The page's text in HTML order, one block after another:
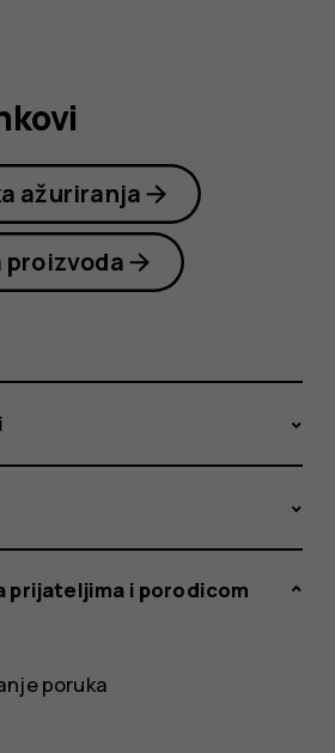
ažuriranja
proizvoda
prijateljima i porodicom
poruka